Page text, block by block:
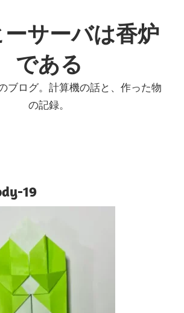
ーサーバは香炉
である
ブログ。計算機の話と、作った物
の記録。
19